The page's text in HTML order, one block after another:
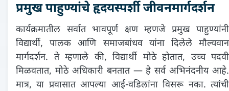
प्रमुख पाहुण्यांचे हृदयस्पर्शी जीवनमार्गदर्शन
कार्यक्रमातील सर्वात भावपूर्ण क्षण म्हणजे प्रमुख पाहुण्यांनी
विद्यार्थी, पालक आणि समाजबांधव यांना दिलेले मौल्यवान
मार्गदर्शन. ते म्हणाले की, विद्यार्थी मोठे होतात, उच्च पदवी
मिळवतात, मोठे अधिकारी बनतात — हे सर्व अभिनंदनीय आहे.
मात्र, या प्रवासात आपल्या आई-वडिलांना विसरू नका. त्यांची